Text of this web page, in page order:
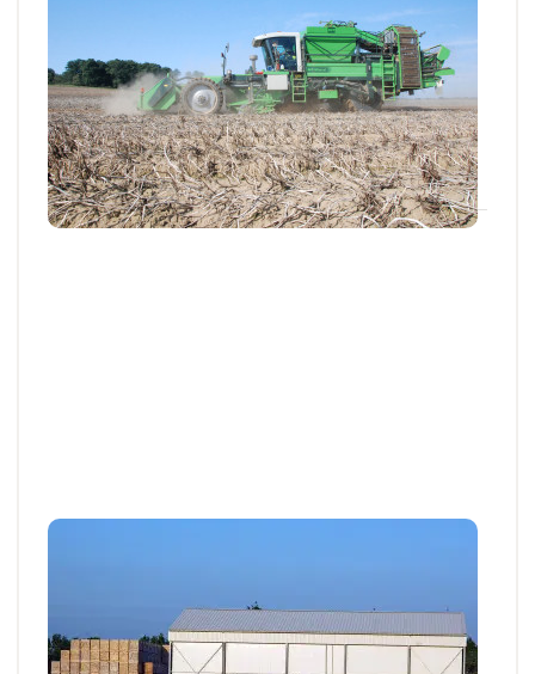
Pomme de terre : comment bien gérer les
arrachages et la mise en stockage
Les pommes de terre précoces sont en cours de
récolte ou défanées et les plus tardives...
04 SEPT. 2025
La LMR-t du CIPC évolue : quelles
recommandations pour nettoyer les
bâtiments de stockage ?